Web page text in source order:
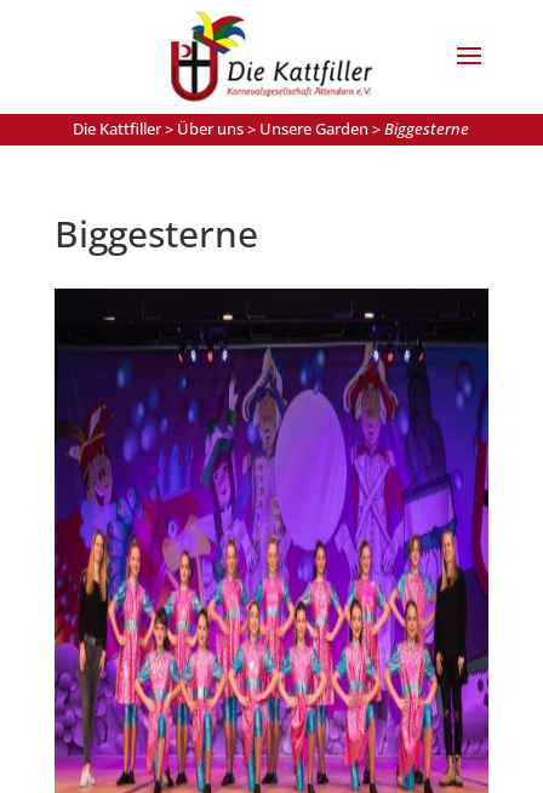
Die Kattfiller> Über uns> Unsere Garden >Biggesterne
Biggesterne